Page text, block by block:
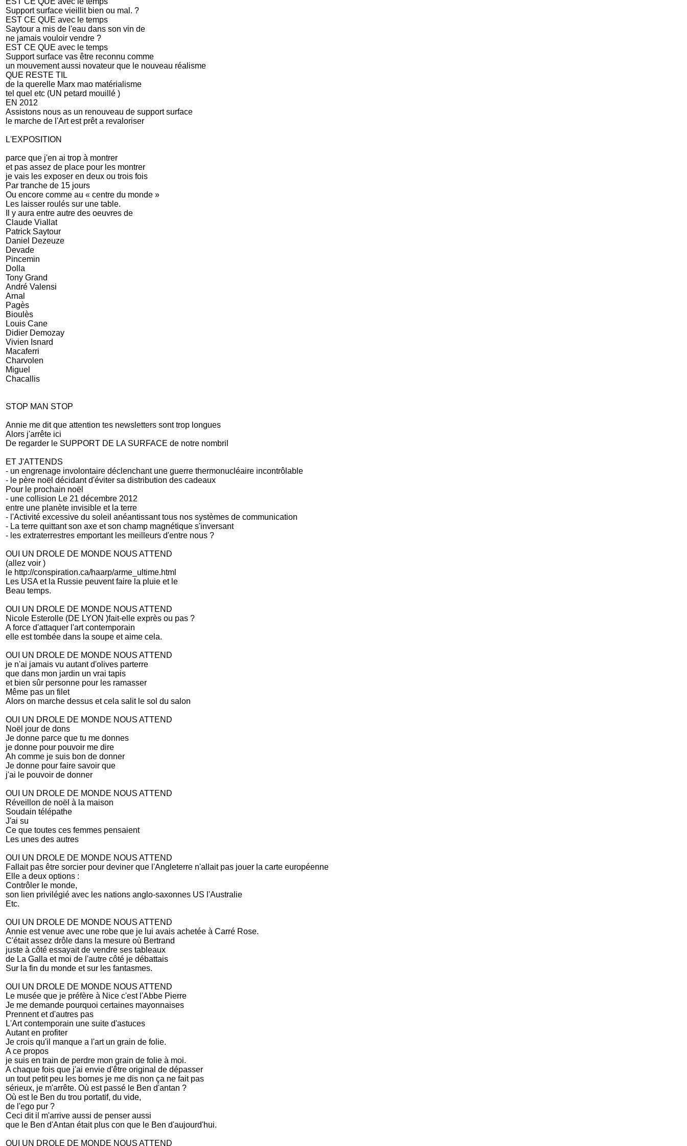
Support surface vieillit bien ou mal. ?
EST CE QUE avec le temps
Saytour a mis de l'eau dans son vin de
ne jamais vouloir vendre ?
EST CE QUE avec le temps
Support surface vas être reconnu comme
un mouvement aussi novateur que le nouveau réalisme
QUE RESTE TIL
de la querelle Marx mao matérialisme
tel quel etc (UN petard mouillé )
EN 2012
Assistons nous as un renouveau de support surface
le marche de l'Art est prêt a revaloriser
L'EXPOSITION
parce que j'en ai trop à montrer
et pas assez de place pour les montrer
je vais les exposer en deux ou trois fois
Par tranche de 15 jours
Ou encore comme au « centre du monde »
Les laisser roulés sur une table.
Il y aura entre autre des oeuvres de
Claude Viallat
Patrick Saytour
Daniel Dezeuze
Devade
Pincemin
Dolla
Tony Grand
André Valensi
Arnal
Pagès
Bioulès
Louis Cane
Didier Demozay
Vivien Isnard
Macaferri
Charvolen
Miguel
Chacallis
STOP MAN STOP
Annie me dit que attention tes newsletters sont trop longues
Alors j'arrête ici
De regarder le SUPPORT DE LA SURFACE de notre nombril
ET J'ATTENDS
- un engrenage involontaire déclenchant une guerre thermonucléaire incontrôlable
- le père noël décidant d'éviter sa distribution des cadeaux
Pour le prochain noël
- une collision Le 21 décembre 2012
entre une planète invisible et la terre
- l'Activité excessive du soleil anéantissant tous nos systèmes de communication
- La terre quittant son axe et son champ magnétique s'inversant
- les extraterrestres emportant les meilleurs d'entre nous ?
OUI UN DROLE DE MONDE NOUS ATTEND
(allez voir )
le http://conspiration.ca/haarp/arme_ultime.html
Les USA et la Russie peuvent faire la pluie et le
Beau temps.
OUI UN DROLE DE MONDE NOUS ATTEND
Nicole Esterolle (DE LYON )fait-elle exprès ou pas ?
A force d'attaquer l'art contemporain
elle est tombée dans la soupe et aime cela.
OUI UN DROLE DE MONDE NOUS ATTEND
je n'ai jamais vu autant d'olives parterre
que dans mon jardin un vrai tapis
et bien sûr personne pour les ramasser
Même pas un filet
Alors on marche dessus et cela salit le sol du salon
OUI UN DROLE DE MONDE NOUS ATTEND
Noël jour de dons
Je donne parce que tu me donnes
je donne pour pouvoir me dire
Ah comme je suis bon de donner
Je donne pour faire savoir que
j'ai le pouvoir de donner
OUI UN DROLE DE MONDE NOUS ATTEND
Réveillon de noël à la maison
Soudain télépathe
J'ai su
Ce que toutes ces femmes pensaient
Les unes des autres
OUI UN DROLE DE MONDE NOUS ATTEND
Fallait pas être sorcier pour deviner que l'Angleterre n'allait pas jouer la carte européenne
Elle a deux options :
Contrôler le monde,
son lien privilégié avec les nations anglo-saxonnes US l'Australie
Etc.
OUI UN DROLE DE MONDE NOUS ATTEND
Annie est venue avec une robe que je lui avais achetée à Carré Rose.
C'était assez drôle dans la mesure où Bertrand
juste à côté essayait de vendre ses tableaux
de La Galla et moi de l'autre côté je débattais
Sur la fin du monde et sur les fantasmes.
OUI UN DROLE DE MONDE NOUS ATTEND
Le musée que je préfère à Nice c'est l'Abbe Pierre
Je me demande pourquoi certaines mayonnaises
Prennent et d'autres pas
L'Art contemporain une suite d'astuces
Autant en profiter
Je crois qu'il manque a l'art un grain de folie.
A ce propos
je suis en train de perdre mon grain de folie à moi.
A chaque fois que j'ai envie d'être original de dépasser
un tout petit peu les bornes je me dis non ça ne fait pas
sérieux, je m'arrête. Où est passé le Ben d'antan ?
Où est le Ben du trou portatif, du vide,
de l'ego pur ?
Ceci dit il m'arrive aussi de penser aussi
que le Ben d'Antan était plus con que le Ben d'aujourd'hui.
OUI UN DROLE DE MONDE NOUS ATTEND